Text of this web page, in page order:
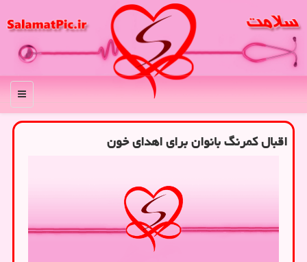
منو
اقبال کمرنگ بانوان برای اهدای خون